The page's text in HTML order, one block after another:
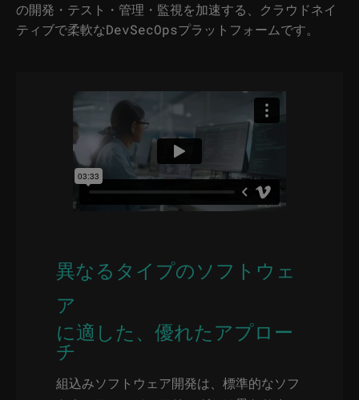
の開発・テスト・管理・監視を加速する、クラウドネイ
ティブで柔軟なDevSecOpsプラットフォームです。
異なるタイプのソフトウェ
ア
に適した、優れたアプロー
チ
組込みソフトウェア開発は、標準的なソフ